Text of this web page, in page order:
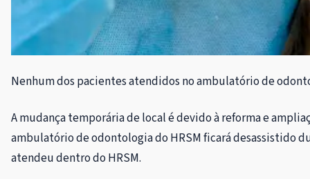
Nenhum dos pacientes atendidos no ambulatório de
A mudança temporária de local é devido à reforma e
ambulatório de odontologia do HRSM ficará desassistido
atendeu dentro do HRSM.